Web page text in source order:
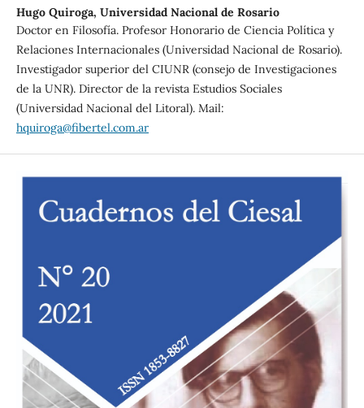
Hugo Quiroga, Universidad Nacional de Rosario
Doctor en Filosofía. Profesor Honorario de Ciencia Política y
Relaciones Internacionales (Universidad Nacional de Rosario).
Investigador superior del CIUNR (consejo de Investigaciones
de la UNR). Director de la revista Estudios Sociales
(Universidad Nacional del Litoral). Mail:
hquiroga@fibertel.com.ar